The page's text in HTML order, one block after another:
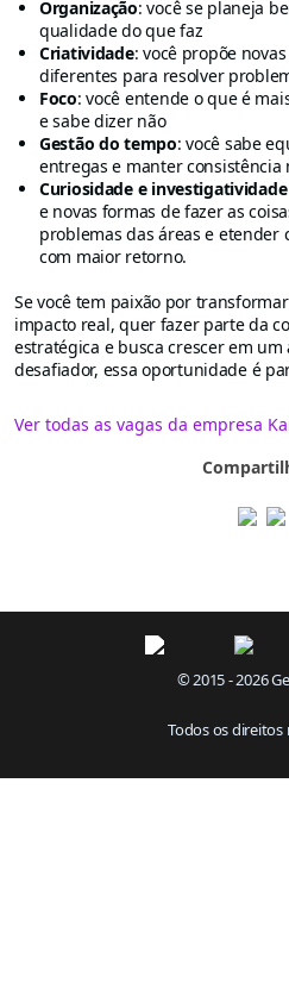
Organização: você se planeja
qualidade do que faz
Criatividade: você propõe
diferentes para resolver
Foco: você entende o que é
e sabe dizer não
Gestão do tempo: você sabe
entregas e manter consistência
Curiosidade e
e novas formas de fazer as
problemas das áreas e etender
com maior retorno.
Se você tem paixão por
impacto real, quer fazer parte da
estratégica e busca crescer em
desafiador, essa oportunidade é
Ver todas as vagas da empresa
© 2015 - 2026
Todos os direitos